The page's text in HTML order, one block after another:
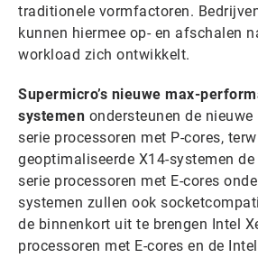
traditionele vormfactoren.
kunnen hiermee op- en afschalen
workload zich ontwikkelt.
Supermicro’s nieuwe max-
systemen ondersteunen de
serie processoren met P-cores,
geoptimaliseerde X14-systemen
serie processoren met E-cores
systemen zullen ook
de binnenkort uit te brengen Intel
processoren met E-cores en de